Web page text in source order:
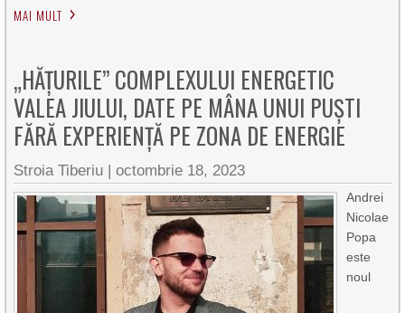
MAI MULT
„HĂȚURILE” COMPLEXULUI ENERGETIC
VALEA JIULUI, DATE PE MÂNA UNUI PUȘTI
FĂRĂ EXPERIENȚĂ PE ZONA DE ENERGIE
Stroia Tiberiu |octombrie 18, 2023
Andrei
Nicolae
Popa
este
noul